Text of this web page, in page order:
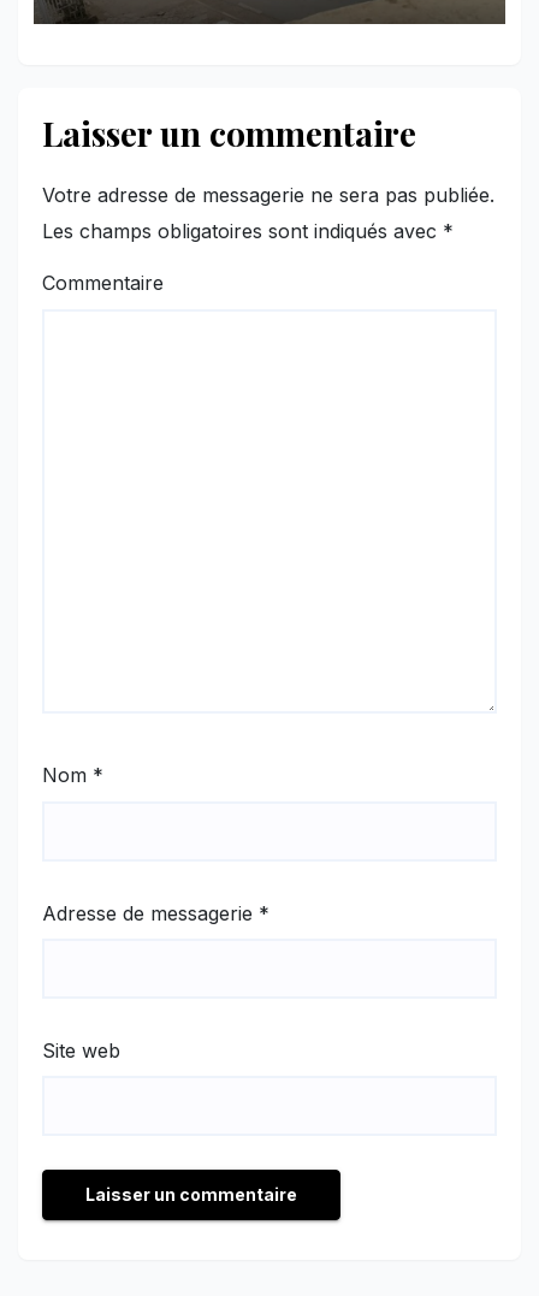
Laisser un commentaire
Votre adresse de messagerie ne sera pas publiée.
Les champs obligatoires sont indiqués avec *
Commentaire
Nom *
Adresse de messagerie *
Site web